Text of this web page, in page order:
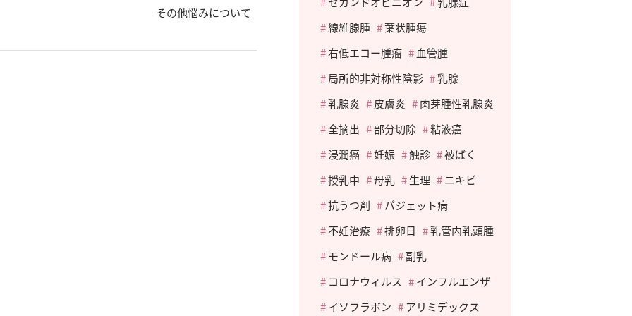
その他悩みについて
線維腺腫
葉状腫瘍
右低エコー腫瘤
血管腫
局所的非対称性陰影
乳腺
乳腺炎
皮膚炎
肉芽腫性乳腺炎
全摘出
部分切除
粘液癌
浸潤癌
妊娠 触診
被ばく
授乳中
母乳 生理
ニキビ
抗うつ剤
パジェット病
不妊治療
排卵日
乳管内乳頭腫
モンドール病
副乳
コロナウィルス
インフルエンザ
イソフラボン
アリミデックス